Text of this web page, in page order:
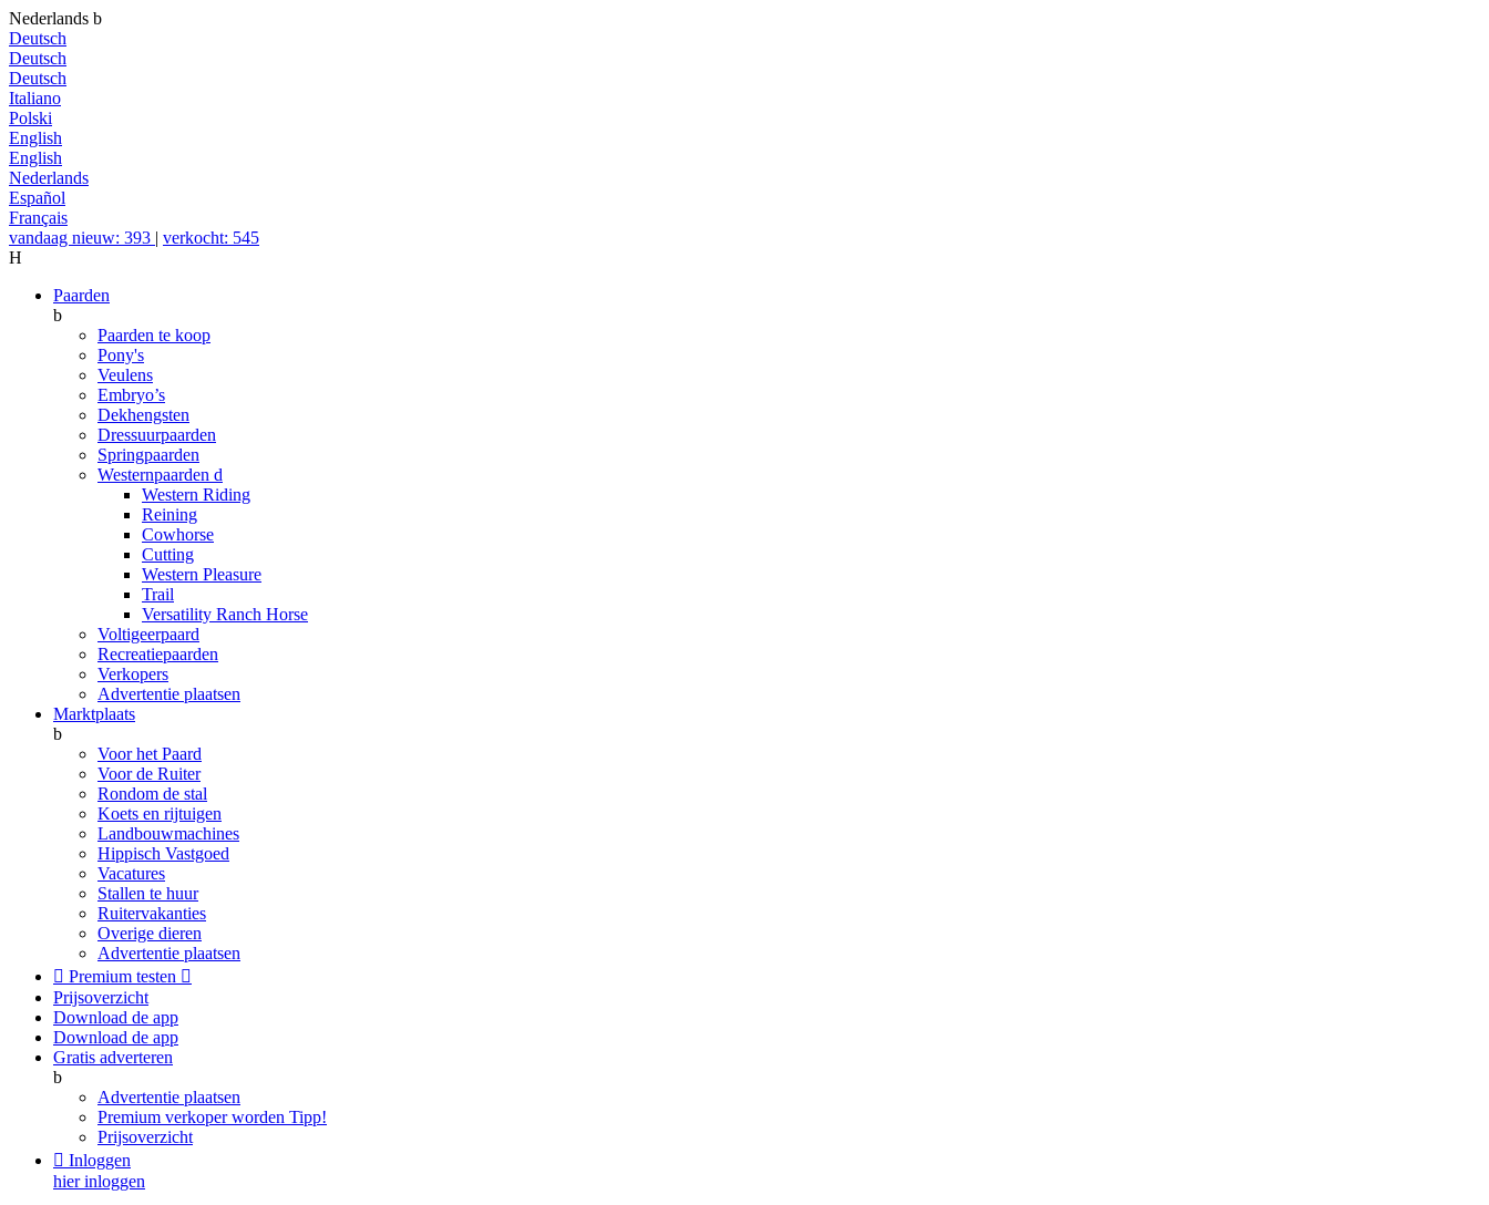
Nederlands b
Deutsch
Deutsch
Deutsch
Italiano
Polski
English
English
Nederlands
Español
Français
vandaag nieuw: 393 | verkocht: 545
H
Paarden
b
Paarden te koop
Pony's
Veulens
Embryo’s
Dekhengsten
Dressuurpaarden
Springpaarden
Westernpaarden d
Western Riding
Reining
Cowhorse
Cutting
Western Pleasure
Trail
Versatility Ranch Horse
Voltigeerpaard
Recreatiepaarden
Verkopers
Advertentie plaatsen
Marktplaats
b
Voor het Paard
Voor de Ruiter
Rondom de stal
Koets en rijtuigen
Landbouwmachines
Hippisch Vastgoed
Vacatures
Stallen te huur
Ruitervakanties
Overige dieren
Advertentie plaatsen
 Premium testen 
Prijsoverzicht
Download de app
Download de app
Gratis adverteren
b
Advertentie plaatsen
Premium verkoper worden Tipp!
Prijsoverzicht
 Inloggen
hier inloggen